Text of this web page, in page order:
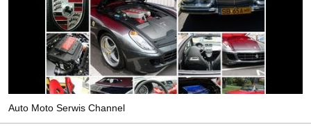
Auto Moto Serwis Channel